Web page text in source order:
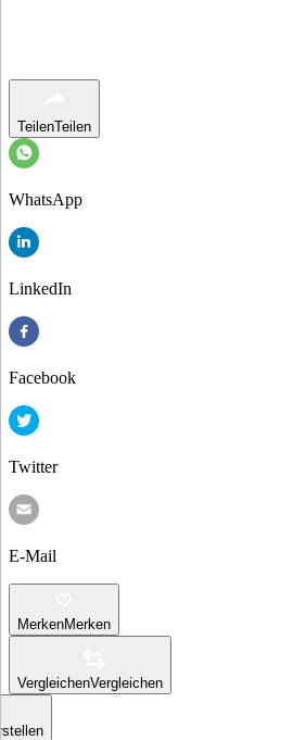
TeilenTeilen
WhatsApp
LinkedIn
Facebook
Twitter
E-Mail
MerkenMerken
VergleichenVergleichen